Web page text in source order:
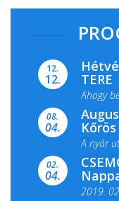
12.
12. TERE
Ahogy
ismét
08.
04.
A nyár
02.
04.
2019.